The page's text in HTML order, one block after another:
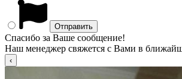
Спасибо за Ваше сообщение!
Наш менеджер свяжется с Вами в